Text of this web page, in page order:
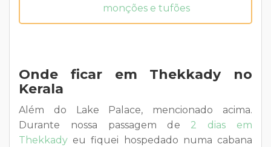
monções e tufões
Onde ficar em Thekkady no
Kerala
Além do Lake Palace, mencionado acima.
Durante nossa passagem de 2 dias em
Thekkady eu fiquei hospedado numa cabana